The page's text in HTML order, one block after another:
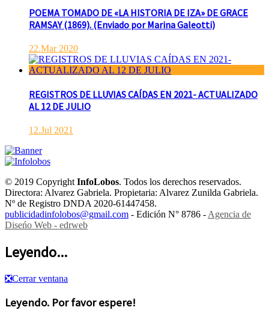
POEMA TOMADO DE «LA HISTORIA DE IZA» DE GRACE
RAMSAY (1869). (Enviado por Marina Galeotti)
22.Mar 2020
REGISTROS DE LLUVIAS CAÍDAS EN 2021- ACTUALIZADO
AL 12 DE JULIO
12.Jul 2021
© 2019 CopyrightInfoLobos. Todos los derechos reservados.
Directora: Alvarez Gabriela. Propietaria: Alvarez Zunilda Gabriela.
Nº de Registro DNDA 2020-61447458.
publicidadinfolobos@gmail.com - Edición N° 8786 -Agencia de
Diseńo Web - edrweb
Leyendo...
❎Cerrar ventana
Leyendo. Por favor espere!